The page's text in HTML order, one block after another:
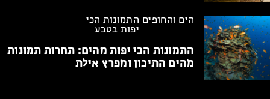
הים והחופים התמונות הכי
יפות בטבע
התמונות הכי יפות מהים: תחרות תמונות
מהים התיכון ומפרץ אילת